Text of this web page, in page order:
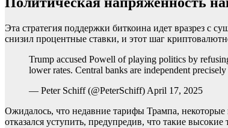
Эта стратегия поддержки биткоина идет вразрез с
снизил процентные ставки, и этот шаг
Trump accused Powell of playing politics by
lower rates. Central banks are independent precisely
— Peter Schiff (@PeterSchiff) April 17, 2025
Ожидалось, что недавние тарифы Трампа,
отказался уступить, предупредив, что такие